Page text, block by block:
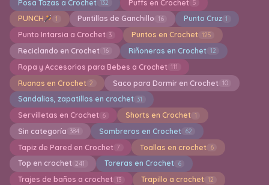
Posa Tazas a Crochet 132 Puffs en Crochet 5
PUNCH 1 Puntillas de Ganchillo 16 Punto Cruz 1
Punto Intarsia a Crochet 3 Puntos en Crochet 125
Reciclando en Crochet 16 Riñoneras en Crochet 12
Ropa y Accesorios para Bebes a Crochet 111
Ruanas en Crochet 2 Saco para Dormir en Crochet 10
Sandalias, zapatillas en crochet 31
Servilletas en Crochet 6 Shorts en Crochet 1
Sin categoría 384 Sombreros en Crochet 62
Tapiz de Pared en Crochet 7 Toallas en crochet 6
Top en crochet 241 Toreras en Crochet 6
Trajes de baños a crochet 13 Trapillo a crochet 12